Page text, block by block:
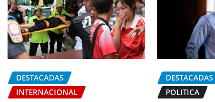
DESTACADAS
INTERNACIONAL
DESTACADAS
POLITICA